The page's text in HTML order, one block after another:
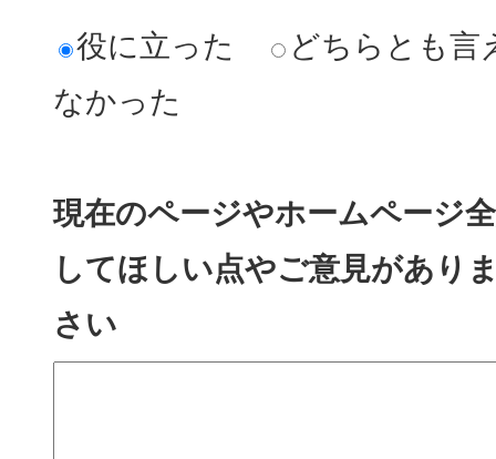
役に立った
どちらとも言
なかった
現在のページやホームページ
してほしい点やご意見があり
さい